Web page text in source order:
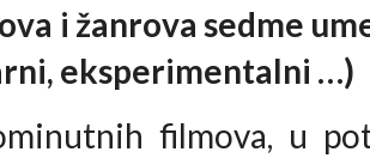
i žanrova sedme
eksperimentalni …)
filmova, u